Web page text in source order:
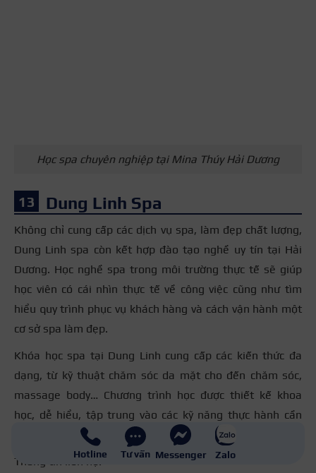
Học spa chuyên nghiệp tại Mina Thúy Hải Dương
Dung Linh Spa
Không chỉ cung cấp các dịch vụ spa, làm đẹp chất lượng,
Dung Linh spa còn kết hợp đào tạo nghề uy tín tại Hải
Dương. Học nghề spa trong môi trường thực tế sẽ giúp
học viên có cái nhìn thực tế về công việc cũng như tìm
hiểu quy trình phục vụ khách hàng và cách vận hành một
cơ sở spa làm đẹp.
Khóa học spa tại Dung Linh cung cấp các kiến thức đa
dạng, từ kỹ thuật chăm sóc da mặt cho đến chăm sóc,
massage body… Chương trình học được thiết kế khoa
học, dễ hiểu, tập trung vào các kỹ năng thực hành cần
thiết để trở thành kỹ thuật viên spa chuyên nghiệp.
Thông tin liên hệ:
Hotline Tư vấn Messenger Zalo